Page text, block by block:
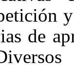
de